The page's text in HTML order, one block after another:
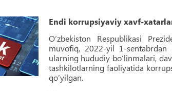
Endi korrupsiyaviy xavf-
O‘zbekiston Respublikasi
muvofiq, 2022-yil 1-
ularning hududiy bo‘linmalari,
tashkilotlarning faoliyatida
qo‘yilgan.